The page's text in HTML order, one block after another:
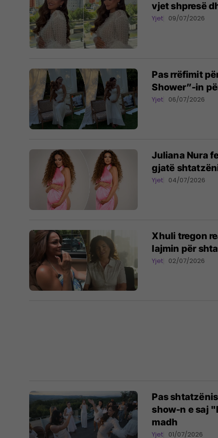
vjet shpresë
Yjet 09/07/2026
Pas rrëfimit
Shower”-in
Yjet 06/07/2026
Juliana Nura
gjatë
Yjet 04/07/2026
Xhuli tregon
lajmin për
Yjet 02/07/2026
Pas
show-n e saj
madh
Yjet 01/07/2026